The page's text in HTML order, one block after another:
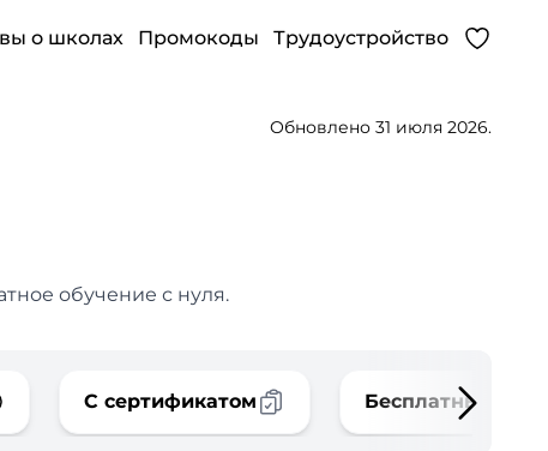
о школах Промокоды Трудоустройство
Обновлено 31 июля 2026.
обучение с нуля.
С сертификатом Бесплатные